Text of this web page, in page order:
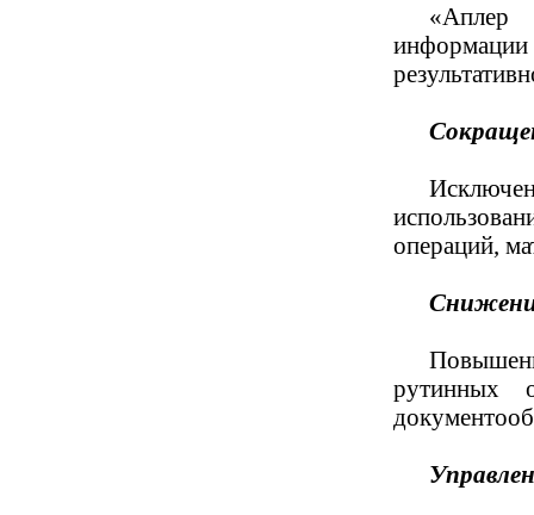
«Аплер
операций,
рутинных